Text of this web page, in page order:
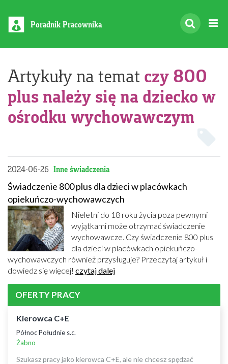
Poradnik Pracownika
Artykuły na temat czy 800
plus należy się na dziecko w
ośrodku wychowawczym
2024-06-26 Inne świadczenia
Świadczenie 800 plus dla dzieci w placówkach
opiekuńczo-wychowawczych
Nieletni do 18 roku życia poza pewnymi
wyjątkami może otrzymać świadczenie
wychowawcze. Czy świadczenie 800 plus
dla dzieci w placówkach opiekuńczo-
wychowawczych również przysługuje? Przeczytaj artykuł i
dowiedz się więcej! czytaj dalej
OFERTY PRACY
Kierowca C+E
Północ Południe s.c.
Żabno
Szukasz pracy jako kierowca C+E, ale nie chcesz spędzać